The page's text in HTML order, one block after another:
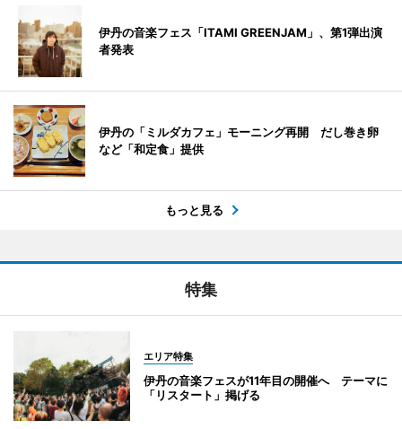
伊丹の音楽フェス「ITAMI GREENJAM」、第1弾出演
者発表
伊丹の「ミルダカフェ」モーニング再開 だし巻き卵
など「和定食」提供
もっと見る
特集
エリア特集
伊丹の音楽フェスが11年目の開催へ テーマに
「リスタート」掲げる